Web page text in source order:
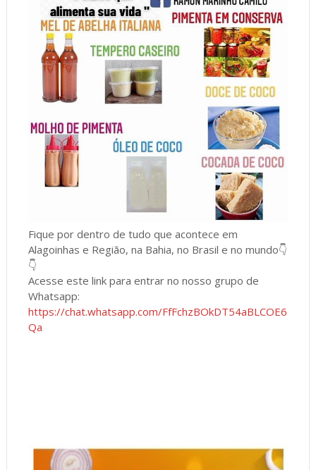
Fique por dentro de tudo que acontece em
Alagoinhas e Região, na Bahia, no Brasil e no mundo👇
👇
Acesse este link para entrar no nosso grupo de
Whatsapp:
https://chat.whatsapp.com/FfFchzBOkDT54aBLCOE6
Qa